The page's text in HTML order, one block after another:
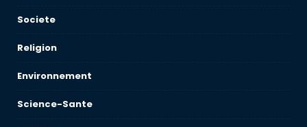
Societe
Religion
Environnement
Science-Sante